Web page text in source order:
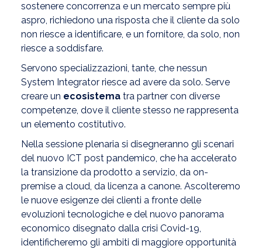
sostenere concorrenza e un mercato sempre più
aspro, richiedono una risposta che il cliente da solo
non riesce a identificare, e un fornitore, da solo, non
riesce a soddisfare.
Servono specializzazioni, tante, che nessun
System Integrator riesce ad avere da solo. Serve
creare un ecosistema tra partner con diverse
competenze, dove il cliente stesso ne rappresenta
un elemento costitutivo.
Nella sessione plenaria si disegneranno gli scenari
del nuovo ICT post pandemico, che ha accelerato
la transizione da prodotto a servizio, da on-
premise a cloud, da licenza a canone. Ascolteremo
le nuove esigenze dei clienti a fronte delle
evoluzioni tecnologiche e del nuovo panorama
economico disegnato dalla crisi Covid-19,
identificheremo gli ambiti di maggiore opportunità